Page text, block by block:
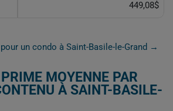
449,08$
un condo à Saint-Basile-le-Grand →
MOYENNE PAR
À SAINT-BASILE-